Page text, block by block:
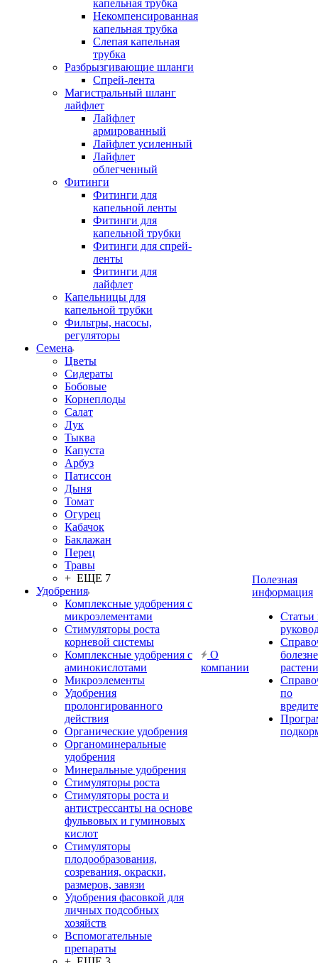
капельная трубка
Некомпенсированная
капельная трубка
Слепая капельная
трубка
Разбрызгивающие шланги
Спрей-лента
Магистральный шланг
лайфлет
Лайфлет
армированный
Лайфлет усиленный
Лайфлет
облегченный
Фитинги
Фитинги для
капельной ленты
Фитинги для
капельной трубки
Фитинги для спрей-
ленты
Фитинги для
лайфлет
Капельницы для
капельной трубки
Фильтры, насосы,
регуляторы
Семена
Цветы
Сидераты
Бобовые
Корнеплоды
Салат
Лук
Тыква
Капуста
Арбуз
Патиссон
Дыня
Томат
Огурец
Кабачок
Баклажан
Перец
Травы
+ ЕЩЕ 7
Удобрения
Комплексные удобрения с
микроэлементами
Стимуляторы роста
корневой системы
Комплексные удобрения с
аминокислотами
Микроэлементы
Удобрения
пролонгированного
действия
Органические удобрения
Органоминеральные
удобрения
Минеральные удобрения
Стимуляторы роста
Стимуляторы роста и
антистрессанты на основе
фульвовых и гуминовых
кислот
Стимуляторы
плодообразования,
созревания, окраски,
размеров, завязи
Удобрения фасовкой для
личных подсобных
хозяйств
Вспомогательные
препараты
О
компании
Полезная
информация
Статьи
по